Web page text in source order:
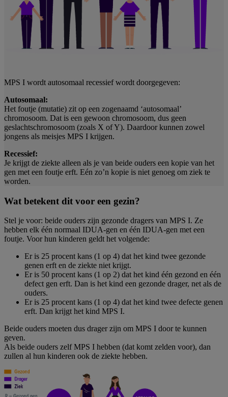
MPS I wordt autosomaal recessief wordt doorgegeven:
Autosomaal:
Het foutje (mutatie) zit op een zogenaamd ‘autosomaal’
chromosoom. Dat is een gewoon chromosoom, dus geen
geslachtschromosoom (zoals X of Y). Daardoor kunnen zowel
jongens als meisjes MPS I krijgen.
Recessief:
Je krijgt de ziekte alleen als je van beide ouders een kopie van het
gen met een foutje erft. Eén zo’n kopie is niet genoeg om ziek te
worden.
Wat betekent dit voor een gezin?
Stel je voor: beide ouders zijn gezonde dragers van MPS I. Ze
hebben elk één normaal IDUA-gen en één IDUA-gen met een
foutje. Voor hun kinderen geldt het volgende:
Er is 25 procent kans (1 op 4) dat het kind twee gezonde
genen erft en de ziekte niet krijgt.
Er is 50 procent kans (1 op 2) dat het kind één gezond en één
defect gen erft. Dan is het kind een gezonde drager, net als de
ouders.
Er is 25 procent kans (1 op 4) dat het kind twee defecte genen
erft. Dan krijgt het kind MPS I.
Beide ouders moeten dus drager zijn om MPS I door te kunnen
geven.
Als beide ouders zelf MPS I hebben (dat komt zelden voor), dan
zullen al hun kinderen ook de ziekte hebben.